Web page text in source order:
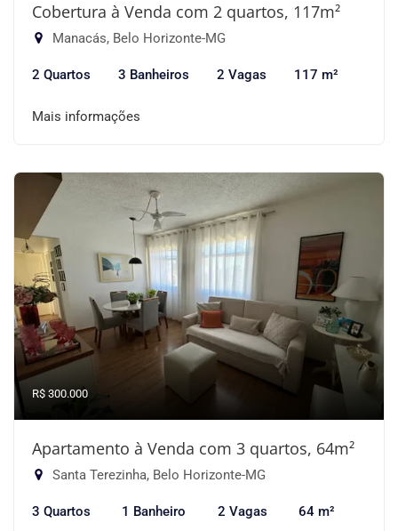
Cobertura à Venda com 2 quartos, 117m²
Manacás, Belo Horizonte-MG
2 Quartos 3 Banheiros 2 Vagas 117 m²
Mais informações
R$ 300.000
Apartamento à Venda com 3 quartos, 64m²
Santa Terezinha, Belo Horizonte-MG
3 Quartos 1 Banheiro 2 Vagas 64 m²